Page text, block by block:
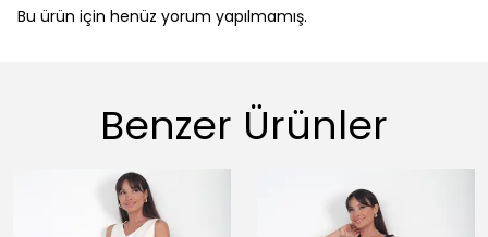
Bu ürün için henüz yorum yapılmamış.
Benzer Ürünler